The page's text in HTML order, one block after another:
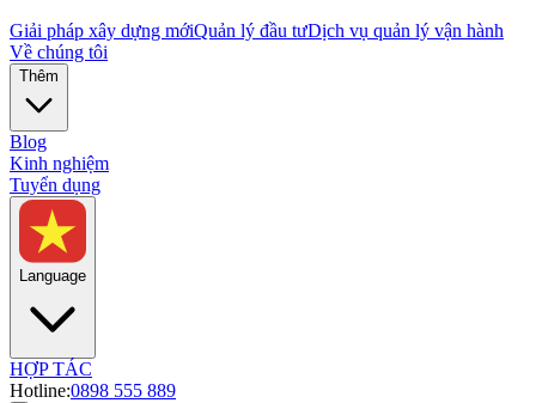
Giải pháp xây dựng mớiQuản lý đầu tưDịch vụ quản lý vận hành
Về chúng tôi
Thêm
Blog
Kinh nghiệm
Tuyển dụng
Language
HỢP TÁC
Hotline:0898 555 889